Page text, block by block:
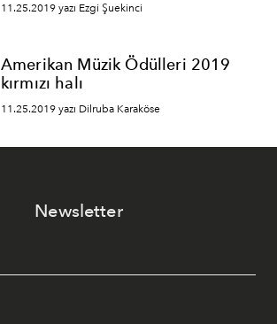
11.25.2019 yazı Ezgi Şuekinci
Amerikan Müzik Ödülleri 2019
kırmızı halı
11.25.2019 yazı Dilruba Karaköse
Newsletter